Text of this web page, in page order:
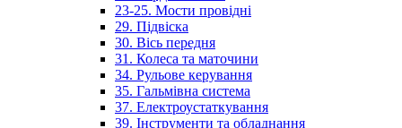
23-25. Мости провідні
29. Підвіска
30. Вісь передня
31. Колеса та маточини
34. Рульове керування
35. Гальмівна система
37. Електроустаткування
39. Інструменти та обладнання